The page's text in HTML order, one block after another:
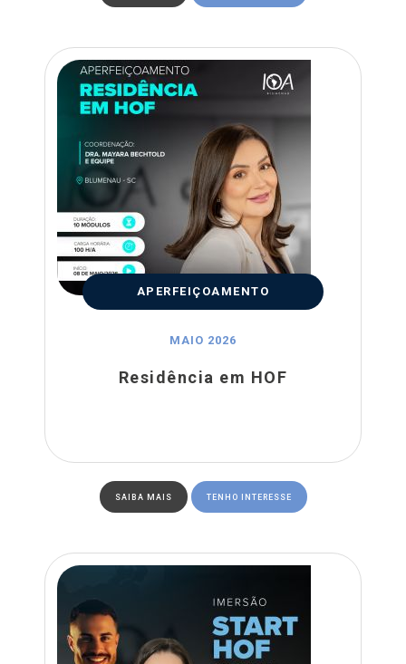
APERFEIÇOAMENTO
MAIO 2026
Residência em HOF
SAIBA MAIS TENHO INTERESSE